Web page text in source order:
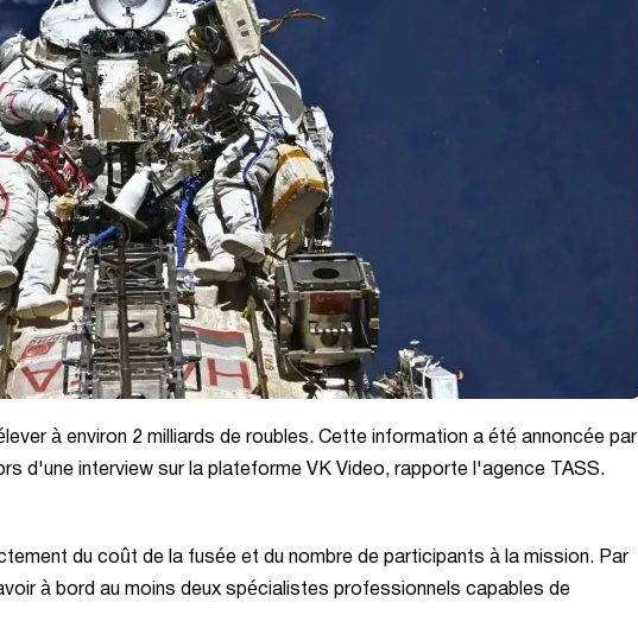
à environ 2 milliards de roubles. Cette information a été annoncée par
d'une interview sur la plateforme VK Video, rapporte l'agence TASS.
du coût de la fusée et du nombre de participants à la mission. Par
à bord au moins deux spécialistes professionnels capables de